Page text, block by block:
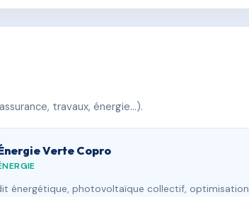
travaux, énergie…).
Verte Copro
énergétique, photovoltaïque collectif, optimisation